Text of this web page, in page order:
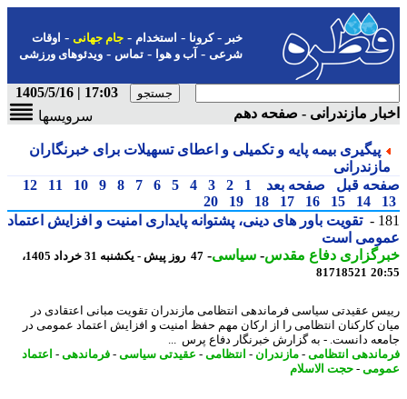
-کرونا-استخدام- جام جهانی-اوقات
شرعی-آب و هوا-تماس-ویدئوهای ورزشی
17:03 | 1405/5/16
مازندرانی - صفحه دهم
سرویسها
پیگیری بیمه پایه و تکمیلی و اعطای تسهیلات برای خبرنگاران
قبل صفحه بعد 1
2
3
4
5
6
7
8
9
10
11
12
14
15
16
17
18
19
20
تقویت باور های دینی، پشتوانه پایداری امنیت و افزایش اعتماد
است
دفاع مقدس-سیاسی-
47 روز پیش - یکشنبه 31 خرداد 1405،
81718521
عقیدتی سیاسی فرماندهی انتظامی مازندران تقویت مبانی اعتقادی در
کارکنان انتظامی را از ارکان مهم حفظ امنیت و افزایش اعتماد عمومی در
دانست. - به گزارش خبرنگار دفاع پرس ...
انتظامی-مازندران- انتظامی-عقیدتی سیاسی-فرماندهی-اعتماد
-حجت الاسلام